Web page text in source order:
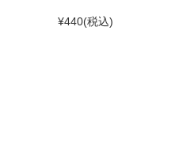
¥440(税込)